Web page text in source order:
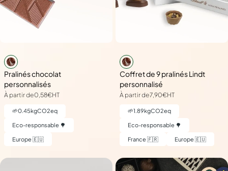
Pralinés chocolat
personnalisés
À partir de0,58€HT
🌱0.45kgCO2eq
Eco-responsable 🌳
Europe 🇪🇺
Coffret de 9 pralinés Lindt
personnalisé
À partir de7,90€HT
🌱1.89kgCO2eq
Eco-responsable 🌳
France 🇫🇷 Europe 🇪🇺